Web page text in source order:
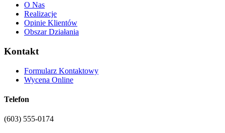
O Nas
Realizacje
Opinie Klientów
Obszar Działania
Kontakt
Formularz Kontaktowy
Wycena Online
Telefon
(603) 555-0174